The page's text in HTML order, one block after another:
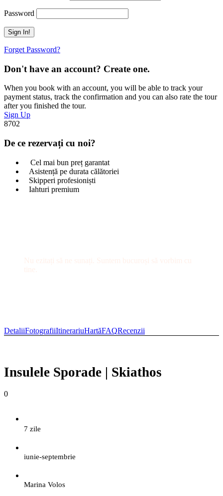
Password
Forget Password?
Don't have an account? Create one.
When you book with an account, you will be able to track your
payment status, track the confirmation and you can also rate the tour
after you finished the tour.
Sign Up
8702
De ce rezervați cu noi?
Cel mai bun preț garantat
Asistență pe durata călătoriei
Skipperi profesioniști
Iahturi premium
DetaliiFotografiiItinerariuHartăFAQRecenzii
Insulele Sporade | Skiathos
0
7 zile
iunie-septembrie
Marina Volos